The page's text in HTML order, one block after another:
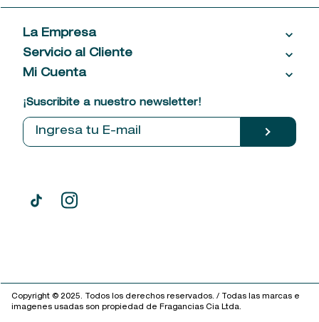
La Empresa
Acerca de las Fragancias
Ventas al por mayor
Política de entrega
Tiendas
Servicio al Cliente
Contáctanos
Comprobantes electrónicos
Mi Cuenta
¡Suscribite a nuestro newsletter!
Copyright © 2025. Todos los derechos reservados. / Todas las marcas e
imagenes usadas son propiedad de Fragancias Cia Ltda.